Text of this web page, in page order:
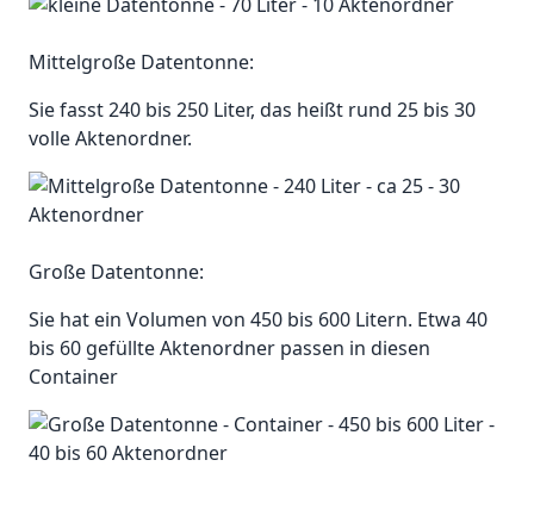
Mittelgroße Datentonne:
Sie fasst 240 bis 250 Liter, das heißt rund 25 bis 30
volle Aktenordner.
Große Datentonne:
Sie hat ein Volumen von 450 bis 600 Litern. Etwa 40
bis 60 gefüllte Aktenordner passen in diesen
Container